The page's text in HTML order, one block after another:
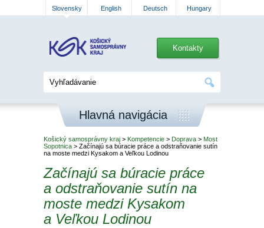
Slovensky English Deutsch Hungary
Kontakty
Hlavná navigácia
Košický samosprávny kraj > Kompetencie > Doprava > Most
Sopotnica > Začínajú sa búracie práce a odstraňovanie sutín
na moste medzi Kysakom a Veľkou Lodinou
Začínajú sa búracie práce
a odstraňovanie sutín na
moste medzi Kysakom
a Veľkou Lodinou